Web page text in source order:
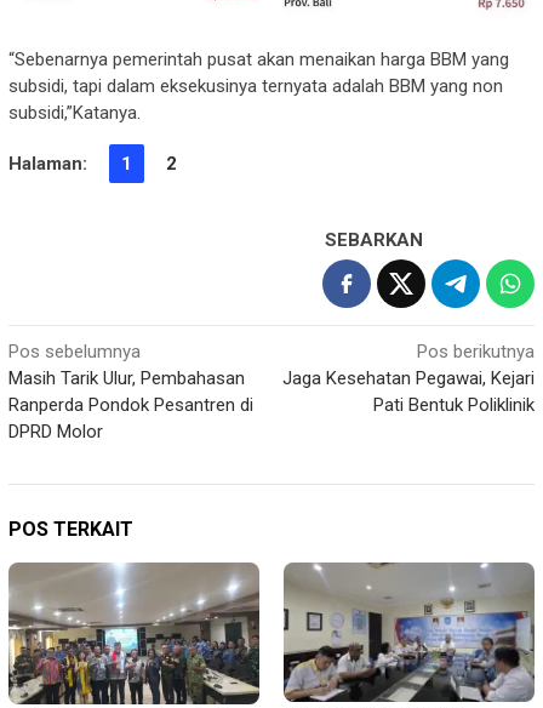
“Sebenarnya pemerintah pusat akan menaikan harga BBM yang
subsidi, tapi dalam eksekusinya ternyata adalah BBM yang non
subsidi,”Katanya.
Halaman: 1 2
SEBARKAN
Navigasi
pos
Pos sebelumnya
Masih Tarik Ulur, Pembahasan
Ranperda Pondok Pesantren di
DPRD Molor
Pos berikutnya
Jaga Kesehatan Pegawai, Kejari
Pati Bentuk Poliklinik
POS TERKAIT